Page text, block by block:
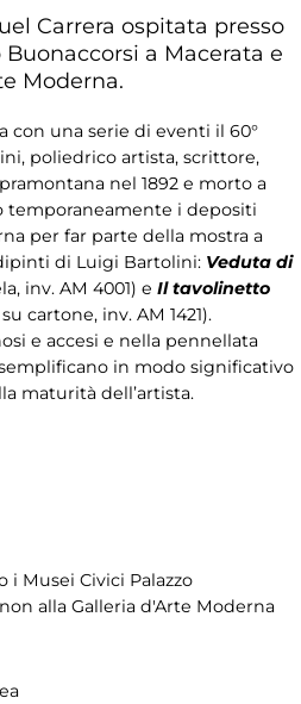
Carrera ospitata presso
a Macerata e
Moderna.
con una serie di eventi il 60°
poliedrico artista, scrittore,
nel 1892 e morto a
temporaneamente i depositi
per far parte della mostra a
di Luigi Bartolini: Veduta di
inv. AM 4001) e Il tavolinetto
cartone, inv. AM 1421).
e accesi e nella pennellata
in modo significativo
maturità dell’artista.
i Musei Civici Palazzo
alla Galleria d'Arte Moderna